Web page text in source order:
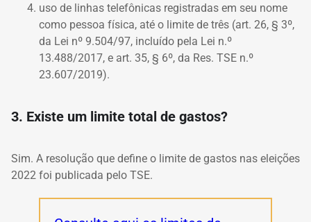
uso de linhas telefônicas registradas em seu nome
como pessoa física, até o limite de três (art. 26, § 3º,
da Lei nº 9.504/97, incluído pela Lei n.º
13.488/2017, e art. 35, § 6º, da Res. TSE n.º
23.607/2019).
3. Existe um limite total de gastos?
Sim. A resolução que define o limite de gastos nas eleições
2022 foi publicada pelo TSE.